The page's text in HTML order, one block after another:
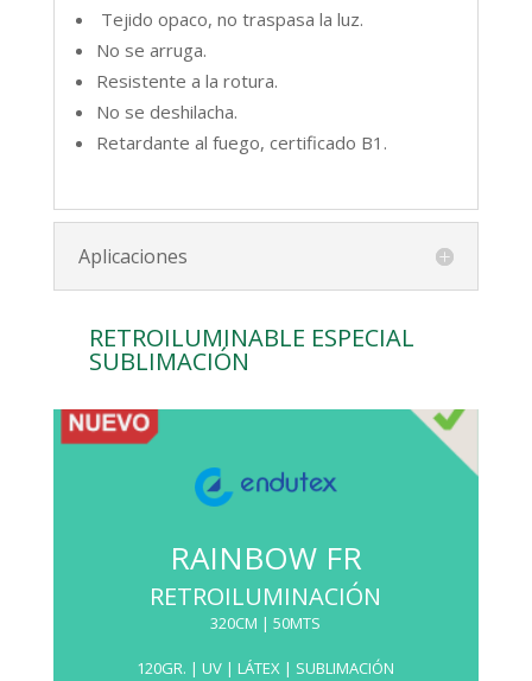
retardante al fuego. Gracias a su trasera
negra resulta ideal para marcos debido a
que no traspasa la luz.
67% poliéster – 33% resina
Tejido opaco, no traspasa la luz.
No se arruga.
Resistente a la rotura.
No se deshilacha.
Retardante al fuego, certificado B1.
Aplicaciones
RETROILUMINABLE ESPECIAL
SUBLIMACIÓN
RAINBOW FR
RETROILUMINACIÓN
320CM | 50MTS
120GR. | UV | LÁTEX | SUBLIMACIÓN